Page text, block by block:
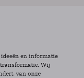
en informatie
Wij
van onze